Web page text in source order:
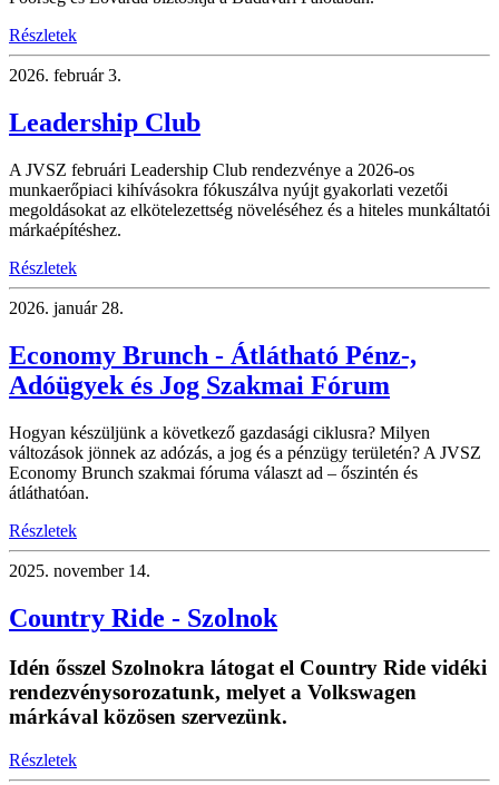
Részletek
2026. február 3.
Leadership Club
A JVSZ februári Leadership Club rendezvénye a 2026-os
munkaerőpiaci kihívásokra fókuszálva nyújt gyakorlati vezetői
megoldásokat az elkötelezettség növeléséhez és a hiteles munkáltatói
márkaépítéshez.
Részletek
2026. január 28.
Economy Brunch - Átlátható Pénz-,
Adóügyek és Jog Szakmai Fórum
Hogyan készüljünk a következő gazdasági ciklusra? Milyen
változások jönnek az adózás, a jog és a pénzügy területén? A JVSZ
Economy Brunch szakmai fóruma választ ad – őszintén és
átláthatóan.
Részletek
2025. november 14.
Country Ride - Szolnok
Idén ősszel Szolnokra látogat el Country Ride vidéki
rendezvénysorozatunk, melyet a Volkswagen
márkával közösen szervezünk.
Részletek